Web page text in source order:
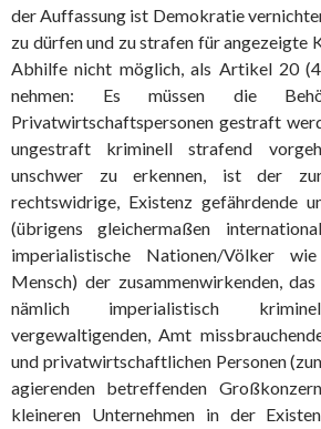
der Auffassung ist Demokratie
zu dürfen und zu strafen für angezeigte
Abhilfe nicht möglich, als Artikel 20
nehmen: Es müssen die
Privatwirtschaftspersonen gestraft
ungestraft kriminell strafend
unschwer zu erkennen, ist der
rechtswidrige, Existenz gefährdende
(übrigens gleichermaßen
imperialistische Nationen/Völker
Mensch) der zusammenwirkenden,
nämlich imperialistisch
vergewaltigenden, Amt
und privatwirtschaftlichen Personen
agierenden betreffenden
kleineren Unternehmen in der